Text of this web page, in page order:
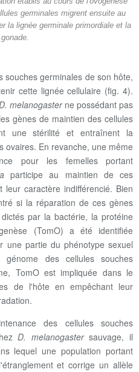
germinales migrent ensuite au
la lignée germinale primordiale et la
souches germinales de son hôte,
cette lignée cellulaire (fig. 4).
melanogasterne possédant pas
gènes de maintien des cellules
une stérilité et entraînent la
ovaires. En revanche, une même
pour les femelles portant
participe au maintien de ces
leur caractère indifférencié. Bien
si la réparation de ces gènes
par la bactérie, la protéine
(TomO) a été identifiée
une partie du phénotype sexuel
des cellules souches
TomO est impliquée dans le
de l'hôte en empêchant leur
des cellules souches
D. melanogastersauvage, il
lequel une population portant
et corrige un allèle